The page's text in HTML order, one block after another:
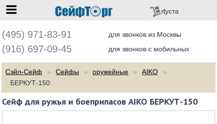
(495) 971-83-91 для звонков из Москвы
(916) 697-09-45 для звонков с мобильных
пуста
Сэйл-Сейф Сейфы оружейные
AIKO
БЕРКУТ-150
Сейф для ружья и боеприпасов AIKO БЕРКУТ-150